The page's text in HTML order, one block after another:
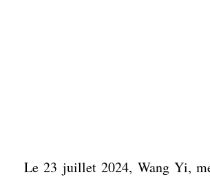
Le 23 juillet 2024, Wang Yi,